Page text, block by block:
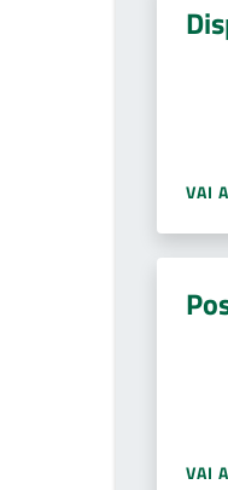
VAI
VAI